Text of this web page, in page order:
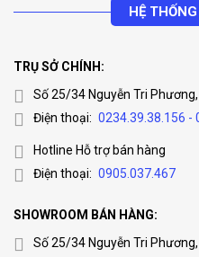
HỆ
TRỤ SỞ CHÍNH:
Số 25/34 Nguyễn Tri
Điện thoại: 0234.39.38.156 -
Hotline Hỗ trợ bán hàng
Điện thoại: 0905.037.467
SHOWROOM BÁN HÀNG:
Số 25/34 Nguyễn Tri